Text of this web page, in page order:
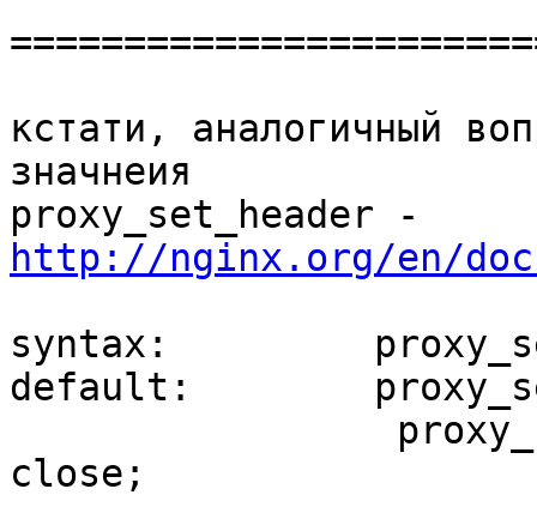
кстати, аналогичный
значнеия
http://nginx.org/en/
syntax: 	proxy_set_header field value;
default: 	proxy_set_header Host $proxy_host;
close;